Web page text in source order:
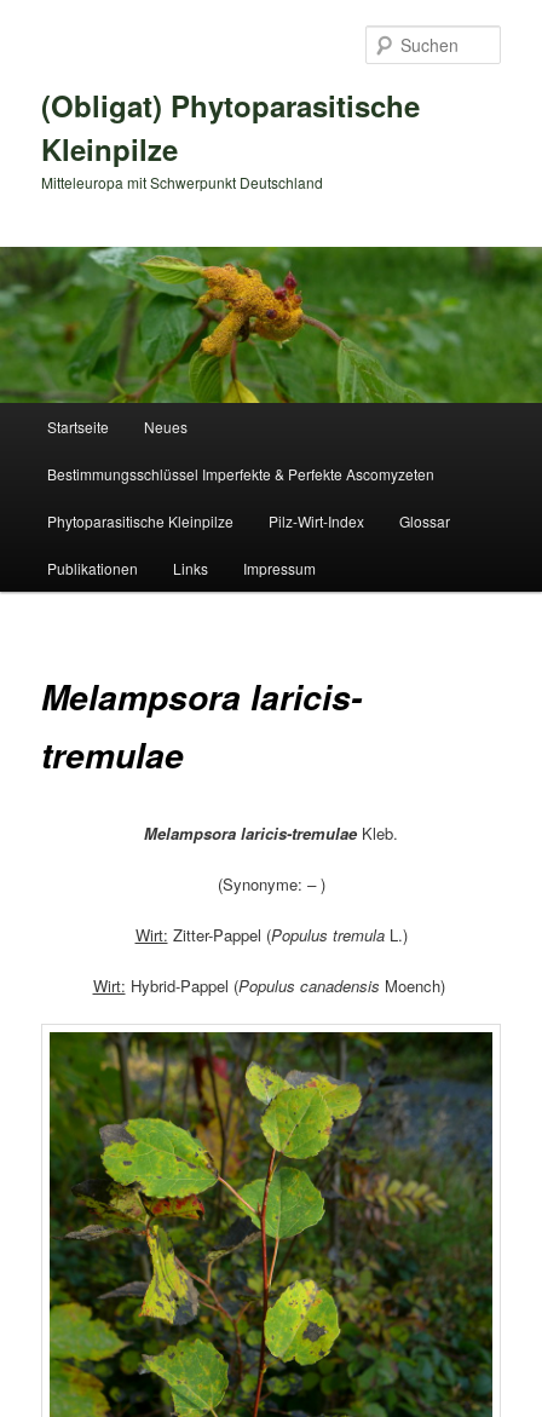
(Obligat) Phytoparasitische
Kleinpilze
Mitteleuropa mit Schwerpunkt Deutschland
Startseite Neues
Bestimmungsschlüssel Imperfekte & Perfekte Ascomyzeten
Phytoparasitische Kleinpilze Pilz-Wirt-Index Glossar
Publikationen Links Impressum
Melampsora laricis-
tremulae
Melampsora laricis-tremulae Kleb.
(Synonyme: –)
Wirt: Zitter-Pappel (Populus tremula L.)
Wirt: Hybrid-Pappel (Populus canadensis Moench)